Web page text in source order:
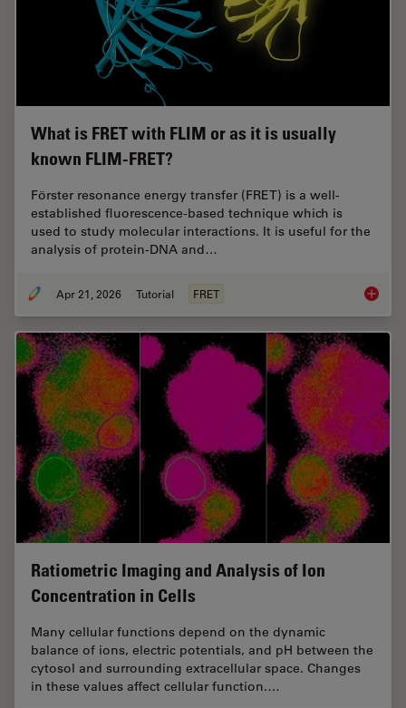
What is FRET with FLIM or as it is usually
known FLIM-FRET?
Förster resonance energy transfer (FRET) is a well-
established fluorescence-based technique which is
used to study molecular interactions. It is useful for the
analysis of protein-DNA and…
Apr 21, 2026 Tutorial FRET What is
Ratiometric Imaging and Analysis of Ion
Concentration in Cells
Many cellular functions depend on the dynamic
balance of ions, electric potentials, and pH between the
cytosol and surrounding extracellular space. Changes
in these values affect cellular function.…